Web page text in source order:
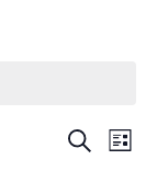
EVENTS
Search
List